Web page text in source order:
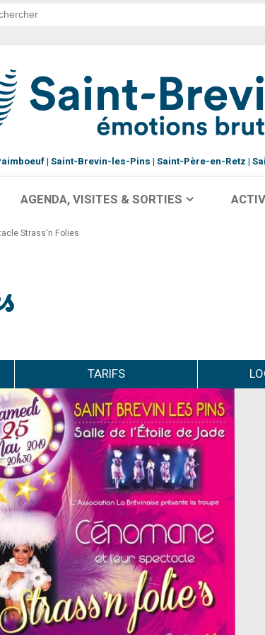
Saint-Brevin-les-Pins Saint-Père-en-Retz
AGENDA, VISITES & SORTIES
Strass'n Folies
TARIFS